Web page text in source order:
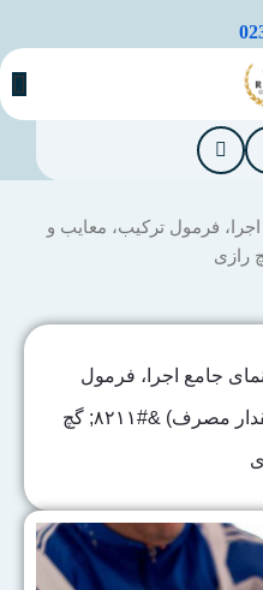
فرمول ترکیب، معایب و
جامع اجرا، فرمول
ترکیب، معایب و محاسبه مقدار مصرف) &#۸۲۱۱; گچ